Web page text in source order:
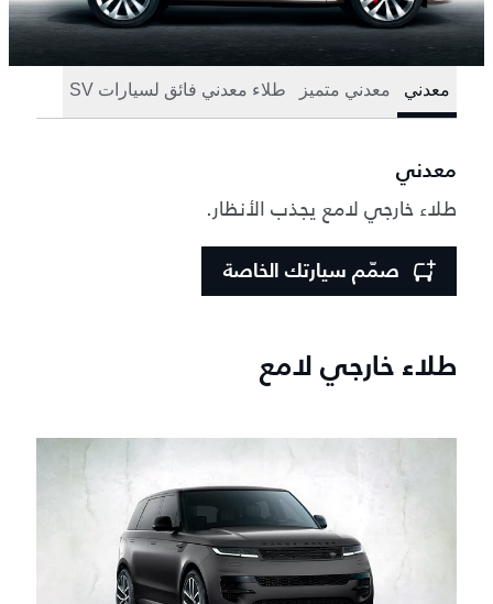
معدني معدني متميز طلاء معدني فائق لسيارات SV
معدني
طلاء خارجي لامع يجذب الأنظار.
صمّم سيارتك الخاصة
طلاء خارجي لامع